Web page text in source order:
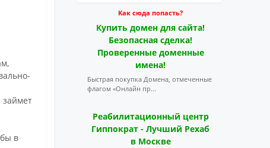
займет
в
Как сюда попасть?
Купить домен для сайта!
Безопасная сделка!
Проверенные доменные
имена!
Быстрая покупка Домена, отмеченные
флагом «Онлайн пр...
Реабилитационный центр
Гиппократ - Лучший Рехаб
в Москве